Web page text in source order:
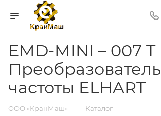
EMD-MINI – 007 T
Преобразователь
частоты ELHART
ООО «КранМаш» — Каталог —